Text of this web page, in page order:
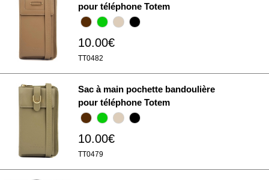
pour téléphone Totem
10.00€
TT0482
Sac à main pochette bandoulière
pour téléphone Totem
10.00€
TT0479